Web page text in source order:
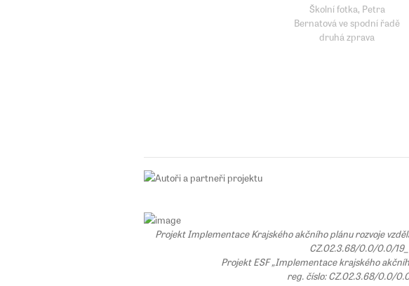
Školní fotka, Petra
Bernatová ve spodní řadě
druhá zprava
Projekt Implementace Krajského akčního plánu rozvoje
CZ.02.3.68/0.0/0.0/
Projekt ESF „Implementace krajského
reg. číslo: CZ.02.3.68/0.0/